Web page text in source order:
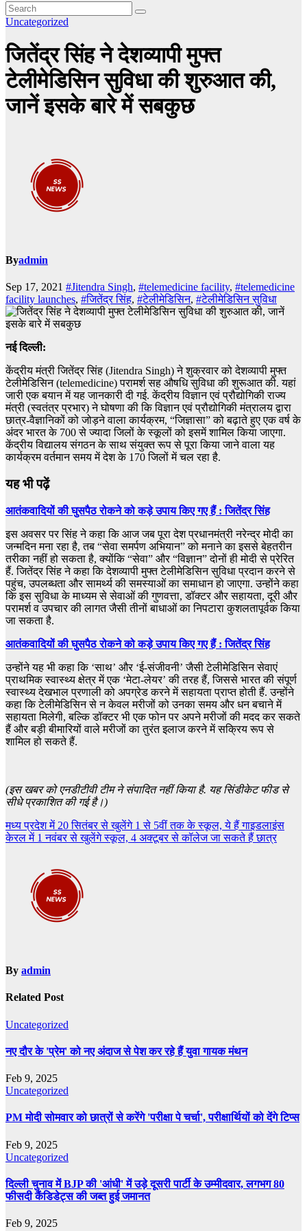
Uncategorized
जितेंद्र सिंह ने देशव्यापी मुफ्त
टेलीमेडिसिन सुविधा की शुरुआत की,
जानें इसके बारे में सबकुछ
Byadmin
Sep 17, 2021 #Jitendra Singh, #telemedicine facility, #telemedicine
facility launches, #जितेंद्र सिंह, #टेलीमेडिसिन, #टेलीमेडिसिन सुविधा
नई दिल्ली:
केंद्रीय मंत्री जितेंद्र सिंह (Jitendra Singh) ने शुक्रवार को देशव्यापी मुफ्त
टेलीमेडिसिन (telemedicine) परामर्श सह औषधि सुविधा की शुरूआत की. यहां
जारी एक बयान में यह जानकारी दी गई. केंद्रीय विज्ञान एवं प्रौद्योगिकी राज्य
मंत्री (स्वतंत्र प्रभार) ने घोषणा की कि विज्ञान एवं प्रौद्योगिकी मंत्रालय द्वारा
छात्र-वैज्ञानिकों को जोड़ने वाला कार्यक्रम, “जिज्ञासा” को बढ़ाते हुए एक वर्ष के
अंदर भारत के 700 से ज्यादा जिलों के स्कूलों को इसमें शामिल किया जाएगा.
केंद्रीय विद्यालय संगठन के साथ संयुक्त रूप से पूरा किया जाने वाला यह
कार्यक्रम वर्तमान समय में देश के 170 जिलों में चल रहा है.
यह भी पढ़ें
आतंकवादियों की घुसपैठ रोकने को कड़े उपाय किए गए हैं : जितेंद्र सिंह
इस अवसर पर सिंह ने कहा कि आज जब पूरा देश प्रधानमंत्री नरेन्द्र मोदी का
जन्मदिन मना रहा है, तब “सेवा समर्पण अभियान” को मनाने का इससे बेहतरीन
तरीका नहीं हो सकता है, क्योंकि “सेवा” और “विज्ञान” दोनों ही मोदी से प्रेरित
हैं. जितेंद्र सिंह ने कहा कि देशव्यापी मुफ्त टेलीमेडिसिन सुविधा प्रदान करने से
पहुंच, उपलब्धता और सामर्थ्य की समस्याओं का समाधान हो जाएगा. उन्होंने कहा
कि इस सुविधा के माध्यम से सेवाओं की गुणवत्ता, डॉक्टर और सहायता, दूरी और
परामर्श व उपचार की लागत जैसी तीनों बाधाओं का निपटारा कुशलतापूर्वक किया
जा सकता है.
आतंकवादियों की घुसपैठ रोकने को कड़े उपाय किए गए हैं : जितेंद्र सिंह
उन्होंने यह भी कहा कि ‘साथ’ और ‘ई-संजीवनी’ जैसी टेलीमेडिसिन सेवाएं
प्राथमिक स्वास्थ्य क्षेत्र में एक ‘मेटा-लेयर’ की तरह हैं, जिससे भारत की संपूर्ण
स्वास्थ्य देखभाल प्रणाली को अपग्रेड करने में सहायता प्राप्त होती हैं. उन्होंने
कहा कि टेलीमेडिसिन से न केवल मरीजों को उनका समय और धन बचाने में
सहायता मिलेगी, बल्कि डॉक्टर भी एक फोन पर अपने मरीजों की मदद कर सकते
हैं और बड़ी बीमारियों वाले मरीजों का तुरंत इलाज करने में सक्रिय रूप से
शामिल हो सकते हैं.
(इस खबर को एनडीटीवी टीम ने संपादित नहीं किया है. यह सिंडीकेट फीड से
सीधे प्रकाशित की गई है।)
Post
navigation
मध्य प्रदेश में 20 सितंबर से खुलेंगे 1 से 5वीं तक के स्कूल, ये हैं गाइडलाइंस
केरल में 1 नवंबर से खुलेंगे स्कूल, 4 अक्टूबर से कॉलेज जा सकते हैं छात्र
By admin
Related Post
Uncategorized
नए दौर के 'प्रेम' को नए अंदाज से पेश कर रहे हैं युवा गायक मंथन
Feb 9, 2025
Uncategorized
PM मोदी सोमवार को छात्रों से करेंगे 'परीक्षा पे चर्चा', परीक्षार्थियों को देंगे टिप्स
Feb 9, 2025
Uncategorized
दिल्ली चुनाव में BJP की 'आंधी' में उड़े दूसरी पार्टी के उम्मीदवार, लगभग 80
फीसदी कैंडिडेट्स की जब्त हुई जमानत
Feb 9, 2025